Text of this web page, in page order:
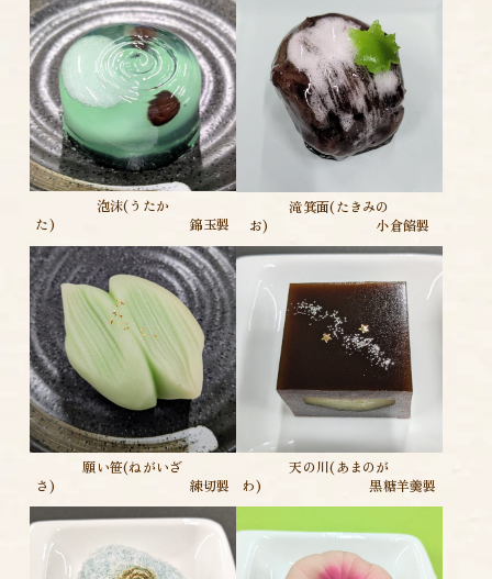
泡沫(うたか
た) 錦玉製
滝箕面(たきみの
お) 小倉餡製
願い笹(ねがいざ
さ) 練切製
天の川(あまのが
わ) 黒糖羊羹製